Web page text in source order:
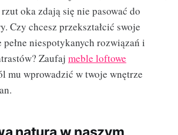
oka zdają się nie pasować do
Czy chcesz przekształcić swoje
niespotykanych rozwiązań i
Zaufaj meble loftowe
mu wprowadzić w twoje wnętrze